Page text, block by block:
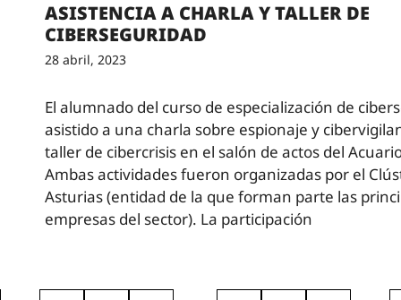
ASISTENCIA A CHARLA Y TALLER DE
CIBERSEGURIDAD
28 abril, 2023
El alumnado del curso de especialización de
asistido a una charla sobre espionaje y
taller de cibercrisis en el salón de actos del
Ambas actividades fueron organizadas por el
Asturias (entidad de la que forman parte las
empresas del sector). La participación